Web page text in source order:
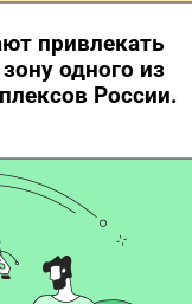
привлекать
одного из
России.